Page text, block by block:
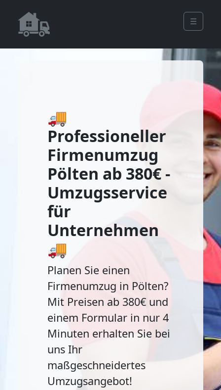
☰
🚚
Professioneller
Firmenumzug
Pölten ab 380€ -
Umzugsservice
für
Unternehmen
🚚
Planen Sie einen
Firmenumzug in Pölten?
Mit Preisen ab 380€ und
einem Formular in nur 4
Minuten erhalten Sie bei
uns Ihr
maßgeschneidertes
Umzugsangebot!